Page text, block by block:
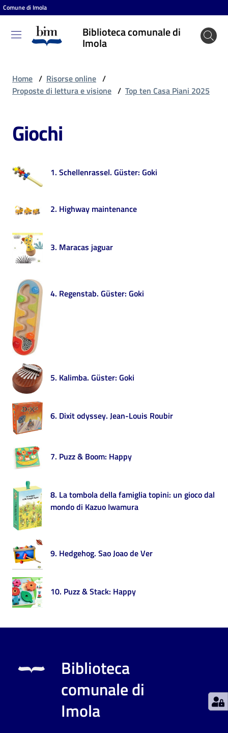
Vai al contenuto
Vai alla navigazione
Vai al footer
Comune di Imola
Biblioteca comunale di
Imola
Biblioteca
comunale
puoi
fare
i
contenuti
Risorse
online
Casa
Piani
Archivio
storico
Decentrate
Patto
per
la
lettura
Seguici
su
Home / Risorse online /
Proposte di lettura e visione / Top ten Casa Piani 2025
Giochi
1. Schellenrassel. Güster: Goki
2. Highway maintenance
3. Maracas jaguar
4. Regenstab. Güster: Goki
5. Kalimba. Güster: Goki
6. Dixit odyssey. Jean-Louis Roubir
7. Puzz & Boom: Happy
8. La tombola della famiglia topini: un gioco dal
mondo di Kazuo Iwamura
9. Hedgehog. Sao Joao de Ver
10. Puzz & Stack: Happy
Biblioteca
comunale di
Imola